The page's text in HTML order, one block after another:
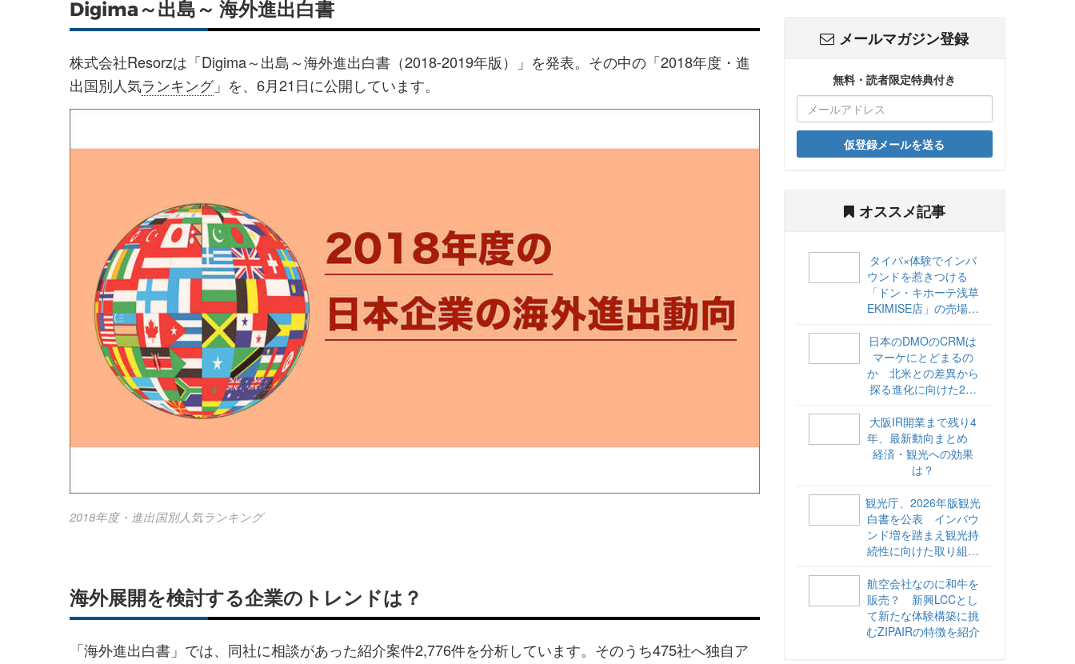
Digima～出島～ 海外進出白書
株式会社Resorzは「Digima～出島～海外進出白書（2018-2019年版）」を発表。その中の「2018年度・進
出国別人気ランキング」を、6月21日に公開しています。
2018年度・進出国別人気ランキング
海外展開を検討する企業のトレンドは？
「海外進出白書」では、同社に相談があった紹介案件2,776件を分析しています。そのうち475社へ独自ア
メールマガジン登録
無料・読者限定特典付き
仮登録メールを送る
オススメ記事
タイパ×体験でインバ
ウンドを惹きつける
「ドン・キホーテ浅草
EKIMISE店」の売場づ
日本のDMOのCRMは
マーケにとどまるの
か 北米との差異から
探る進化に向けた2ス
海外DMOのリアル
vol.6】
大阪IR開業まで残り4
年、最新動向まとめ
経済・観光への効果
は？
観光庁、2026年版観光
白書を公表 インバウ
ンド増を踏まえ観光持
続性に向けた取り組み
航空会社なのに和牛を
販売？ 新興LCCとし
て新たな体験構築に挑
むZIPAIRの特徴を紹介